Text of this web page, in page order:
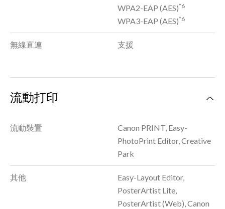
WPA2-EAP (AES)*6
WPA3-EAP (AES)*6
無線直連 支援
流動打印
流動裝置
Canon PRINT, Easy-
PhotoPrint Editor, Creative
Park
其他
Easy-Layout Editor,
PosterArtist Lite,
PosterArtist (Web), Canon